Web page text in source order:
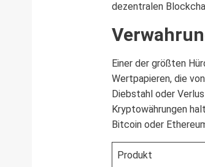
dezentralen
Einer der größten
Wertpapieren, die
Diebstahl oder
Kryptowährungen
Bitcoin oder
Produkt